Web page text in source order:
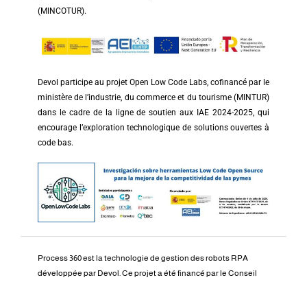
(MINCOTUR).
Devol participe au projet Open Low Code Labs, cofinancé par le
ministère de l’industrie, du commerce et du tourisme (MINTUR)
dans le cadre de la ligne de soutien aux IAE 2024-2025, qui
encourage l’exploration technologique de solutions ouvertes à
code bas.
Process 360 est la technologie de gestion des robots RPA
développée par Devol. Ce projet a été financé par le Conseil